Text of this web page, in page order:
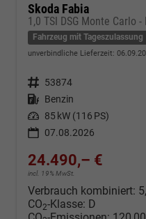
Skoda Fabia
1,0 TSI DSG Monte Carlo -
Fahrzeug mit Tageszulassung
unverbindliche Lieferzeit:
Fahrzeugnr. 53874
Kraftstoff Benzin
Leistung 85 kW (116 PS)
07.08.2026
24.490,– €
incl. 19% MwSt.
Verbrauch kombiniert:
CO2-Klasse: D